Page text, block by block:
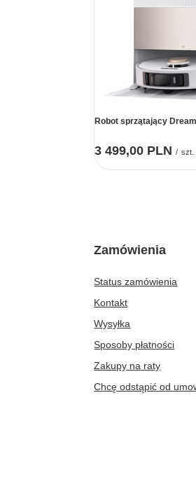
Robot sprzątający
3 499,00 PLN / szt.
Zamówienia
Status zamówienia
Kontakt
Wysyłka
Sposoby płatności
Zakupy na raty
Chcę odstąpić od